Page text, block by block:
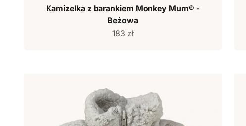
Kamizelka z barankiem Monkey Mum® -
Beżowa
Cena sprzedaży
183 zł